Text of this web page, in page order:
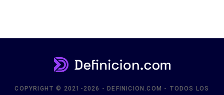
COPYRIGHT © 2021-2026 - DEFINICION.COM - TODOS LOS